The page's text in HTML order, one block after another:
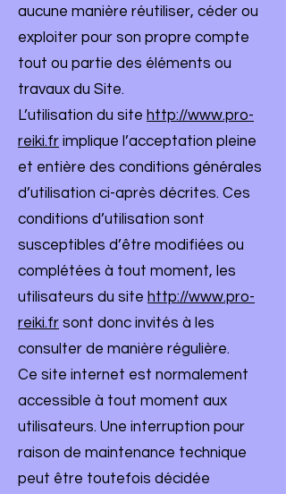
aucune manière réutiliser, céder ou
exploiter pour son propre compte
tout ou partie des éléments ou
travaux du Site.
L’utilisation du site http://www.pro-
reiki.fr implique l’acceptation pleine
et entière des conditions générales
d’utilisation ci-après décrites. Ces
conditions d’utilisation sont
susceptibles d’être modifiées ou
complétées à tout moment, les
utilisateurs du site http://www.pro-
reiki.fr sont donc invités à les
consulter de manière régulière.
Ce site internet est normalement
accessible à tout moment aux
utilisateurs. Une interruption pour
raison de maintenance technique
peut être toutefois décidée